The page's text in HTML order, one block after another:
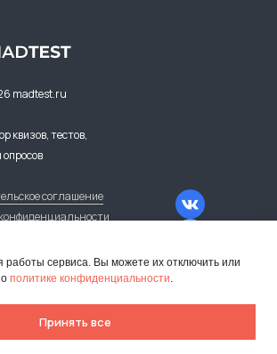
сервиса. Вы можете их отключить или
политике конфиденциальности.
Принять все
madtest.ru
квизов, тестов,
опросов
соглашение
платежей